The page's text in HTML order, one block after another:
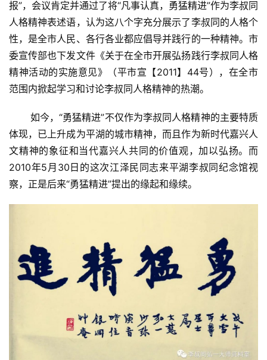
报”，会议肯定并通过了将“凡事认真，勇猛精进”作为李叔同
人格精神表述语，认为这八个字充分展示了李叔同的人格个
性，是全市人民、各行各业都应倡导并践行的一种精神。市
委宣传部也下发文件《关于在全市开展弘扬践行李叔同人格
精神活动的实施意见》（平市宣【2011】44号），在全市
范围内掀起学习和讨论李叔同人格精神的热潮。
如今，“勇猛精进”不仅作为李叔同人格精神的主要特质
体现，已上升成为平湖的城市精神，而且作为新时代嘉兴人
文精神的象征和当代嘉兴人共同的价值观，加以弘扬。而
2010年5月30日的这次江泽民同志来平湖李叔同纪念馆视
察，正是后来“勇猛精进”提出的缘起和缘续。